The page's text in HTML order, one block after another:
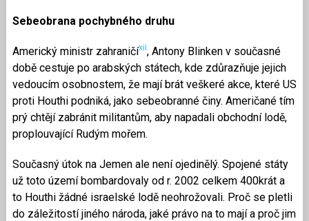
Sebeobrana pochybného druhu
Americký ministr zahraničíxii, Antony Blinken v současné
době cestuje po arabských státech, kde zdůrazňuje jejich
vedoucím osobnostem, že mají brát veškeré akce, které US
proti Houthi podniká, jako sebeobranné činy. Američané tím
prý chtějí zabránit militantům, aby napadali obchodní lodě,
proplouvající Rudým mořem.
Současný útok na Jemen ale není ojedinělý. Spojené státy
už toto území bombardovaly od r. 2002 celkem 400krát a
to Houthi žádné israelské lodě neohrožovali. Proč se pletli
do záležitostí jiného národa, jaké právo na to mají a proč jim